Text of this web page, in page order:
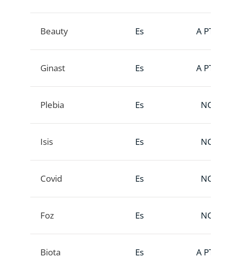
Beauty Es A PTT
Ginast Es A PTT
Plebia Es NC
Isis Es NC
Covid Es NC
Foz Es NC
Biota Es A PTT